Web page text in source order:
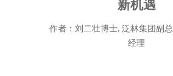
新机遇
作者：刘二壮博士, 泛林集团副
经理